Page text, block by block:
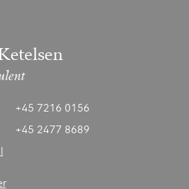
+45 7216 0156
+45 2477 8689